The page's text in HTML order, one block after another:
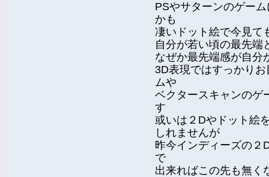
PSやサターンのゲー
かも
凄いドット絵で今見て
自分が若い頃の最先端
なぜか最先端感が自分
3D表現ではすっかり
ムや
ベクタースキャンのゲ
す
或いは２Dやドット絵
しれませんが
昨今インディーズの２
で
出来ればこの先も無く